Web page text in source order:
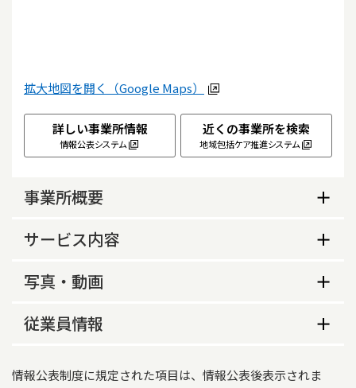
拡大地図を開く（Google Maps）
詳しい事業所情報
情報公表システム
近くの事業所を検索
地域包括ケア推進システム
事業所概要
事業所概要
月、火、水、木、金
営業時間（平日）
生活保護指定の有無
サービス内容
サービス内容
写真・動画
事業所の特色等
従業員情報
情報公表制度に規定された項目は、情報公表後表示されま